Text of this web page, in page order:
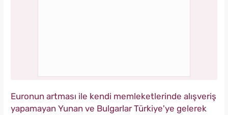
Euronun artması ile kendi memleketlerinde alışveriş
yapamayan Yunan ve Bulgarlar Türkiye'ye gelerek